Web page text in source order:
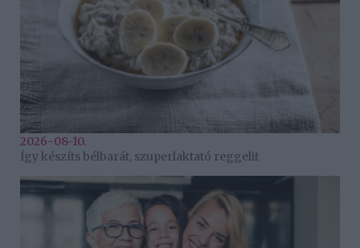
2026-08-10.
Így készíts bélbarát, szuperlaktató reggelit